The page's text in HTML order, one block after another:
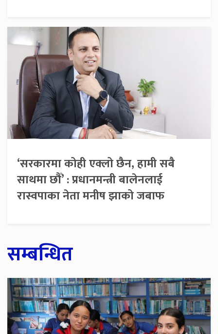
‘सरकारमा कोही एक्लो छैन, हामी सबै
साथमा छौँ’ : प्रधानमन्त्री बालेनलाई
रास्वपाका नेता मनीष झाको जबाफ
सम्बन्धित